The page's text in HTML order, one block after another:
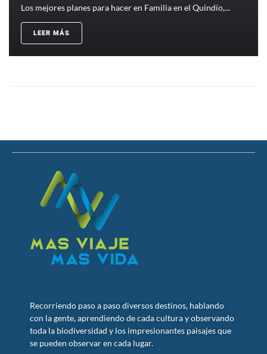
Los mejores planes para hacer en Familia en el Quindío,...
LEER MÁS
Recorriendo paso a paso diversos destinos, hablando
con la gente, aprendiendo de cada cultura y observando
toda la biodiversidad y los impresionantes paisajes que
se pueden observar en cada lugar.